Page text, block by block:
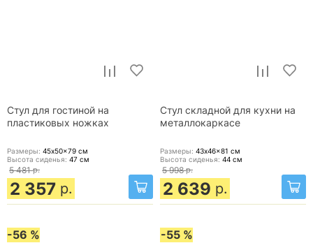
Стул для гостиной на
пластиковых ножках
Размеры: 45x50x79 см
Высота сиденья: 47 см
5 481 р.
2 357 р.
Стул складной для кухни на
металлокаркасе
Размеры: 43x46x81 см
Высота сиденья: 44 см
5 998 р.
2 639 р.
-56 % -55 %